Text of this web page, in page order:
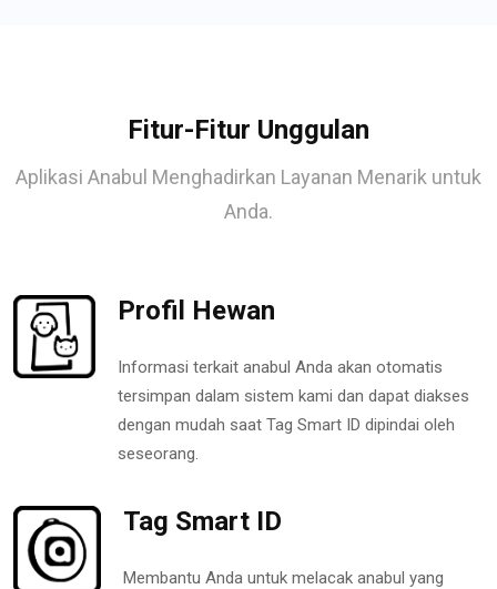
Fitur-Fitur Unggulan
Aplikasi Anabul Menghadirkan Layanan Menarik untuk
Anda.
Profil Hewan
Informasi terkait anabul Anda akan otomatis
tersimpan dalam sistem kami dan dapat diakses
dengan mudah saat Tag Smart ID dipindai oleh
seseorang.
Tag Smart ID
Membantu Anda untuk melacak anabul yang